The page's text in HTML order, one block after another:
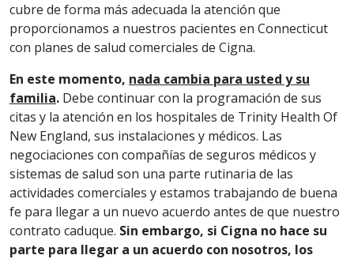
cubre de forma más adecuada la atención que
proporcionamos a nuestros pacientes en Connecticut
con planes de salud comerciales de Cigna.
En este momento, nada cambia para usted y su
familia. Debe continuar con la programación de sus
citas y la atención en los hospitales de Trinity Health Of
New England, sus instalaciones y médicos. Las
negociaciones con compañías de seguros médicos y
sistemas de salud son una parte rutinaria de las
actividades comerciales y estamos trabajando de buena
fe para llegar a un nuevo acuerdo antes de que nuestro
contrato caduque. Sin embargo, si Cigna no hace su
parte para llegar a un acuerdo con nosotros, los